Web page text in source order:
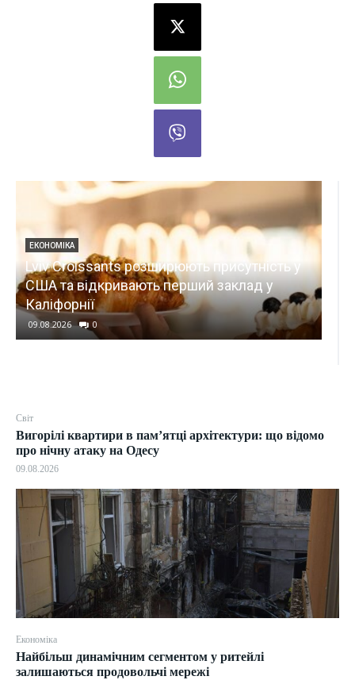
у
у
УКРАЇНА
Тонни гнилої їжі після пожежі
нестерпний сморід у Лос-
09.08.2026
Світ
Вигорілі квартири в пам’ятці архітектури: що відомо
про нічну атаку на Одесу
09.08.2026
Економіка
Найбільш динамічним сегментом у ритейлі
залишаються продовольчі мережі